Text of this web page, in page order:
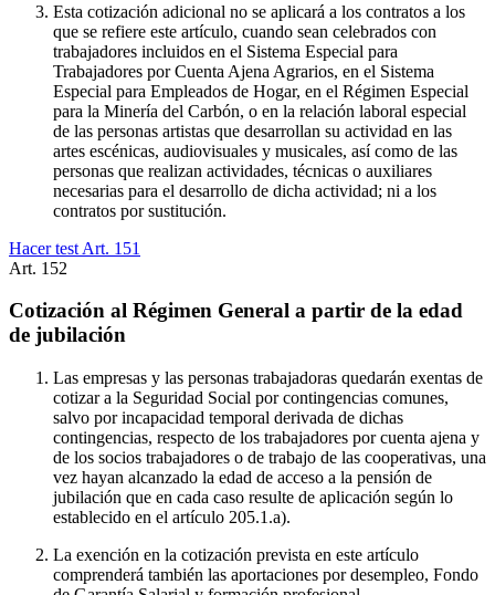
Esta cotización adicional no se aplicará a los contratos a los
que se refiere este artículo, cuando sean celebrados con
trabajadores incluidos en el Sistema Especial para
Trabajadores por Cuenta Ajena Agrarios, en el Sistema
Especial para Empleados de Hogar, en el Régimen Especial
para la Minería del Carbón, o en la relación laboral especial
de las personas artistas que desarrollan su actividad en las
artes escénicas, audiovisuales y musicales, así como de las
personas que realizan actividades, técnicas o auxiliares
necesarias para el desarrollo de dicha actividad; ni a los
contratos por sustitución.
Hacer test Art. 151
Art. 152
Cotización al Régimen General a partir de la edad
de jubilación
Las empresas y las personas trabajadoras quedarán exentas de
cotizar a la Seguridad Social por contingencias comunes,
salvo por incapacidad temporal derivada de dichas
contingencias, respecto de los trabajadores por cuenta ajena y
de los socios trabajadores o de trabajo de las cooperativas, una
vez hayan alcanzado la edad de acceso a la pensión de
jubilación que en cada caso resulte de aplicación según lo
establecido en el artículo 205.1.a).
La exención en la cotización prevista en este artículo
comprenderá también las aportaciones por desempleo, Fondo